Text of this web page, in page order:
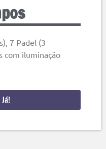
7 Padel (3
com iluminação